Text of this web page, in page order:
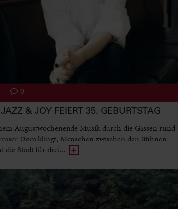
0
& JOY FEIERT 35. GEBURTSTAG
Augustwochenende Musik durch die Gassen rund
Dom klingt, Menschen zwischen den Bühnen
die Stadt für drei...